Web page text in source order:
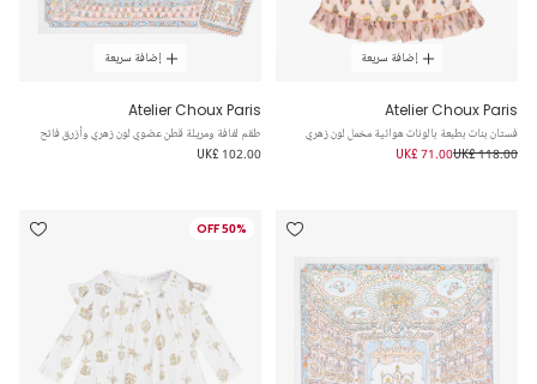
إضافة سريعة
Atelier Choux Paris
فستان بنات بطبعة بالونات هوائية مخمل لون زهري
UK£ 118.00
UK£ 71.00
إضافة سريعة
Atelier Choux Paris
طقم لفافة ومريلة قطن عضوي لون زهري وأزرق فاتح
UK£ 102.00
50% OFF